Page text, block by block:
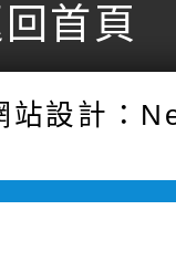
首頁
站設計：